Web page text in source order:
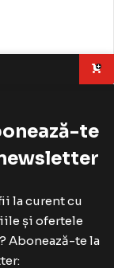
te
la curent cu
și ofertele
Abonează-te la